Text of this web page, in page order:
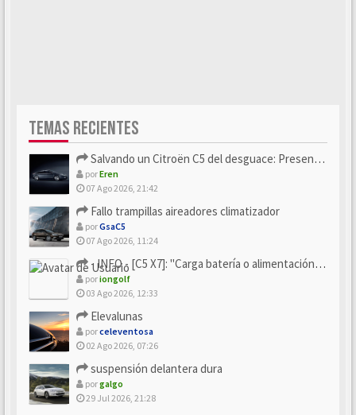
TEMAS RECIENTES
Salvando un Citroën C5 del desguace: Presentación y seguimiento
porEren
07 Ago 2026, 21:42
Fallo trampillas aireadores climatizador
porGsaC5
07 Ago 2026, 11:24
- INFO - [C5 X7]: "Carga batería o alimentación eléctri...
poriongolf
03 Ago 2026, 12:33
Elevalunas
porceleventosa
02 Ago 2026, 07:26
suspensión delantera dura
porgalgo
29 Jul 2026, 21:28